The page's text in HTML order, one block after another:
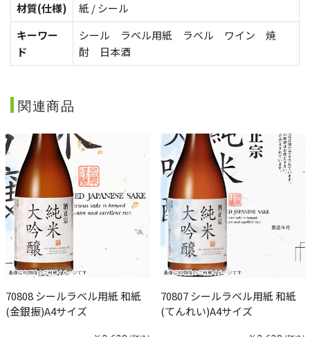
材質(仕様)
紙 / シール
キーワー
ド
シール ラベル用紙 ラベル ワイン 焼
酎 日本酒
関連商品
70808 シールラベル用紙 和紙
(金銀振)A4サイズ
70807 シールラベル用紙 和紙
(てんれい)A4サイズ